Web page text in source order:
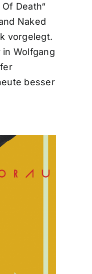
Death“
Naked
vorgelegt.
Wolfgang
besser